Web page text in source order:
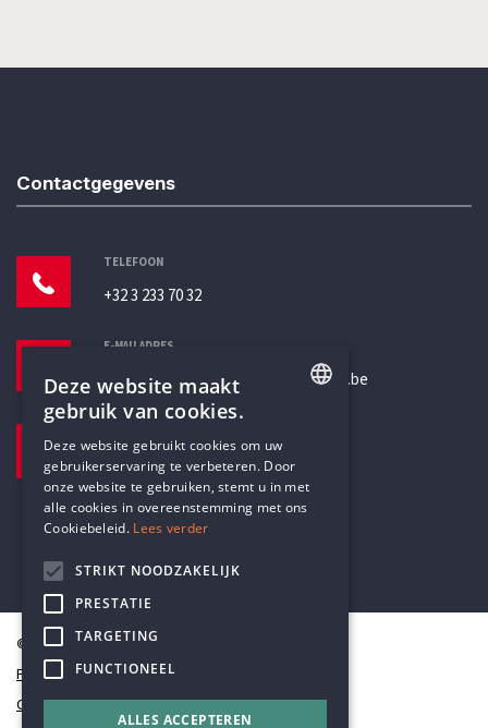
Contactgegevens
TELEFOON
+32 3 233 70 32
E-MAILADRES
secretariaat@humanistischverbond.be
Pottenbrug 4
Antwerpen, 2000
© Humanistisch Verbond 2026
Privacy
Cookiestatement
DUTCH
Deze website maakt
gebruik van cookies.
Deze website gebruikt cookies om uw
gebruikerservaring te verbeteren. Door
onze website te gebruiken, stemt u in met
alle cookies in overeenstemming met ons
Cookiebeleid. Lees verder
STRIKT NOODZAKELIJK
PRESTATIE
TARGETING
FUNCTIONEEL
ALLES ACCEPTEREN